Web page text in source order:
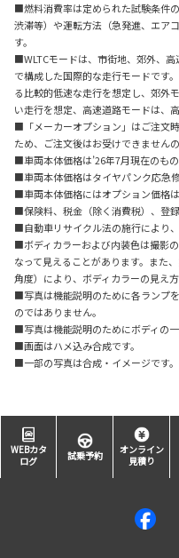
■燃料消費率は定められた試験条件
渋滞等）や運転方法（急発進、エア
す。
■WLTCモードは、市街地、郊外、
で構成した国際的な走行モードです
る比較的低速な走行を想定し、郊外
い走行を想定、高速道路モードは、
■「メーカーオプション」はご注文
ため、ご注文後はお受けできません
■車両本体価格は’26年7月現在のも
■車両本体価格はタイヤパンク応急
■車両本体価格にはオプション価格は
■保険料、税金（除く消費税）、登
■自動車リサイクル法の施行により
■ボディカラーおよび内装色は撮影
なって見えることがあります。また
角度）により、ボディカラーの見え方
■写真は機能説明のために各ランプ
のではありません。
■写真は機能説明のためにボディの
■画面はハメ込み合成です。
■一部の写真は合成・イメージです。
WEBカタ
ログ
試乗予約
オンライン
見積り